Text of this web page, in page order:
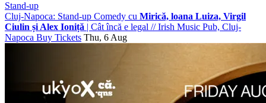
Stand-up
Cluj-Napoca: Stand-up Comedy cu Mirică, loana Luiza, Virgil
Ciulin și Alex Ioniță | Cât încă e legal //Irish Music Pub, Cluj-
Napoca Buy Tickets Thu, 6 Aug